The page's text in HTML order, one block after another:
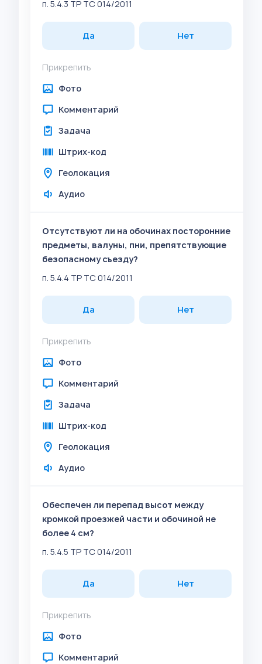
п. 5.4.3 ТР ТС 014/2011
Да Нет
Прикрепить
Фото
Комментарий
Задача
Штрих-код
Геолокация
Аудио
Отсутствуют ли на обочинах посторонние
предметы, валуны, пни, препятствующие
безопасному съезду?
п. 5.4.4 ТР ТС 014/2011
Да Нет
Прикрепить
Фото
Комментарий
Задача
Штрих-код
Геолокация
Аудио
Обеспечен ли перепад высот между
кромкой проезжей части и обочиной не
более 4 см?
п. 5.4.5 ТР ТС 014/2011
Да Нет
Прикрепить
Фото
Комментарий